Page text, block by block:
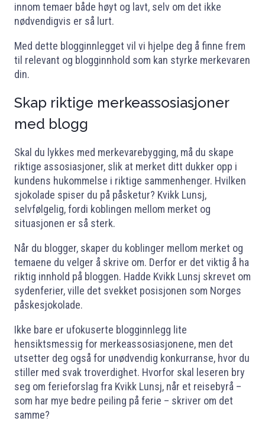
innom temaer både høyt og lavt, selv om det ikke
nødvendigvis er så lurt.
Med dette blogginnlegget vil vi hjelpe deg å finne frem
til relevant og blogginnhold som kan styrke merkevaren
din.
Skap riktige merkeassosiasjoner
med blogg
Skal du lykkes med merkevarebygging, må du skape
riktige assosiasjoner, slik at merket ditt dukker opp i
kundens hukommelse i riktige sammenhenger. Hvilken
sjokolade spiser du på påsketur? Kvikk Lunsj,
selvfølgelig, fordi koblingen mellom merket og
situasjonen er så sterk.
Når du blogger, skaper du koblinger mellom merket og
temaene du velger å skrive om. Derfor er det viktig å ha
riktig innhold på bloggen. Hadde Kvikk Lunsj skrevet om
sydenferier, ville det svekket posisjonen som Norges
påskesjokolade.
Ikke bare er ufokuserte blogginnlegg lite
hensiktsmessig for merkeassosiasjonene, men det
utsetter deg også for unødvendig konkurranse, hvor du
stiller med svak troverdighet. Hvorfor skal leseren bry
seg om ferieforslag fra Kvikk Lunsj, når et reisebyrå –
som har mye bedre peiling på ferie – skriver om det
samme?